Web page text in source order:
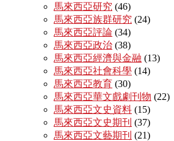
馬來西亞研究 (46)
馬來西亞族群研究 (24)
馬來西亞評論 (34)
馬來西亞政治 (38)
馬來西亞經濟與金融 (13)
馬來西亞社會科學 (14)
馬來西亞教育 (30)
馬來西亞華文戲劇刊物 (22)
馬來西亞文史資料 (15)
馬來西亞文史期刊 (37)
馬來西亞文藝期刊 (21)